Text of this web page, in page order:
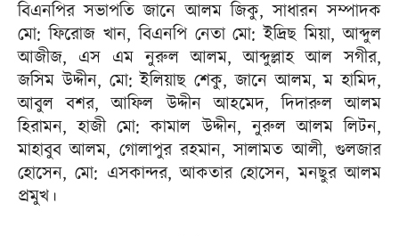
বিএনপির সভাপতি জানে আলম জিকু, সাধারন সম্পাদক
মো: ফিরোজ খান, বিএনপি নেতা মো: ইদ্রিছ মিয়া, আব্দুল
আজীজ, এস এম নুরুল আলম, আব্দুল্লাহ আল সগীর,
জসিম উদ্দীন, মো: ইলিয়াছ শেকু, জানে আলম, ম হামিদ,
আবুল বশর, আফিল উদ্দীন আহমেদ, দিদারুল আলম
হিরামন, হাজী মো: কামাল উদ্দীন, নুরুল আলম লিটন,
মাহাবুব আলম, গোলাপুর রহমান, সালামত আলী, গুলজার
হোসেন, মো: এসকান্দর, আকতার হোসেন, মনছুর আলম
প্রমুখ।